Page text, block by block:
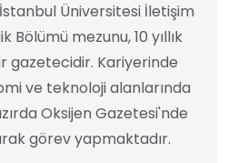
Üniversitesi İletişim
Bölümü mezunu, 10 yıllık
gazetecidir. Kariyerinde
ve teknoloji alanlarında
Oksijen Gazetesi'nde
görev yapmaktadır.